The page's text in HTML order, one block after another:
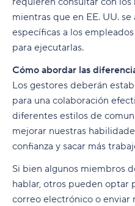
mientras que en EE. UU. se
específicas a los
para ejecutarlas.
Cómo abordar las
Los gestores deberán
para una colaboración
diferentes estilos de
mejorar nuestras
confianza y sacar más
Si bien algunos miembros
hablar, otros pueden optar
correo electrónico o enviar